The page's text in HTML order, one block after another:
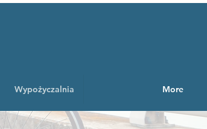
Wypożyczalnia More